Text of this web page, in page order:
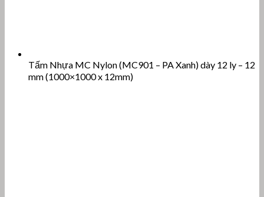
Tấm Nhựa MC Nylon (MC901 – PA Xanh) dày 12 ly – 12
mm (1000×1000 x 12mm)